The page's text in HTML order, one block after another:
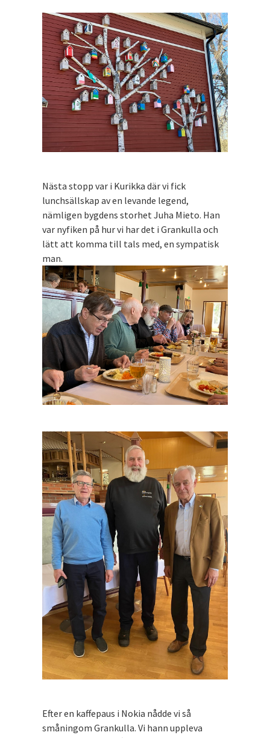
Nästa stopp var i Kurikka där vi fick
lunchsällskap av en levande legend,
nämligen bygdens storhet Juha Mieto. Han
var nyfiken på hur vi har det i Grankulla och
lätt att komma till tals med, en sympatisk
man.
Efter en kaffepaus i Nokia nådde vi så
småningom Grankulla. Vi hann uppleva